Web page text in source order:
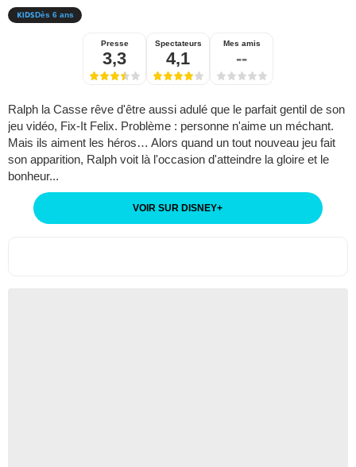
Dès 6 ans
Presse
3,3
Spectateurs
4,1
Mes amis
--
Ralph la Casse rêve d'être aussi adulé que le parfait gentil de son
jeu vidéo, Fix-It Felix. Problème : personne n'aime un méchant.
Mais ils aiment les héros… Alors quand un tout nouveau jeu fait
son apparition, Ralph voit là l'occasion d'atteindre la gloire et le
bonheur...
VOIR SUR DISNEY+